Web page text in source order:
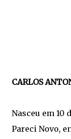
CARLOS
Nasceu em 10
Pareci Novo,